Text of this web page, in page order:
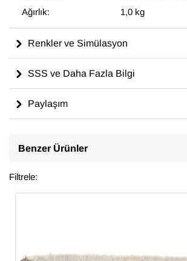
Ağırlık:
1,0 kg
Renkler ve Simülasyon
SSS ve Daha Fazla Bilgi
Paylaşım
Benzer Ürünler
Filtrele: